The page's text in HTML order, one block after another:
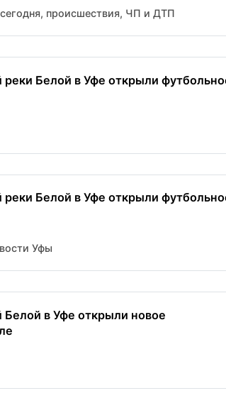
происшествия, ЧП и ДТП
Белой в Уфе открыли
Белой в Уфе открыли
Уфы
в Уфе открыли новое